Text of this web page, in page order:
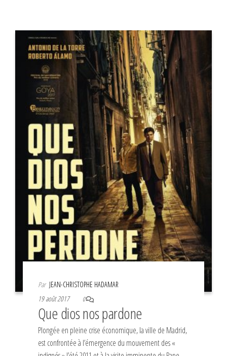
Par JEAN-CHRISTOPHE HADAMAR
19 août 2017
0
Que dios nos pardone
Plongée en pleine crise économique, la ville de Madrid,
est confrontée à l’émergence du mouvement des «